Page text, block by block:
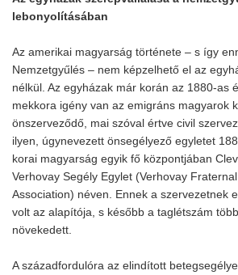
lebonyolításában
Az amerikai magyarság története – s így
Nemzetgyűlés – nem képzelhető el az
nélkül. Az egyházak már korán az 1880-as
mekkora igény van az emigráns magyarok
önszerveződő, mai szóval értve civil
ilyen, úgynevezett önsegélyező egyletet
korai magyarság egyik fő központjában
Verhovay Segély Egylet (Verhovay
Association) néven. Ennek a szervezetnek
volt az alapítója, s később a taglétszám
növekedett.
A századfordulóra az elindított